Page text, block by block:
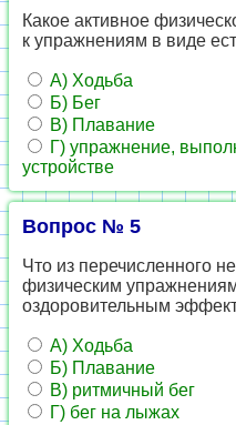
Какое активное
к упражнениям в виде
А) Ходьба
Б) Бег
В) Плавание
Г) упражнение,
устройстве
Вопрос № 5
Что из перечисленного
физическим
оздоровительным
А) Ходьба
Б) Плавание
В) ритмичный бег
Г) бег на лыжах